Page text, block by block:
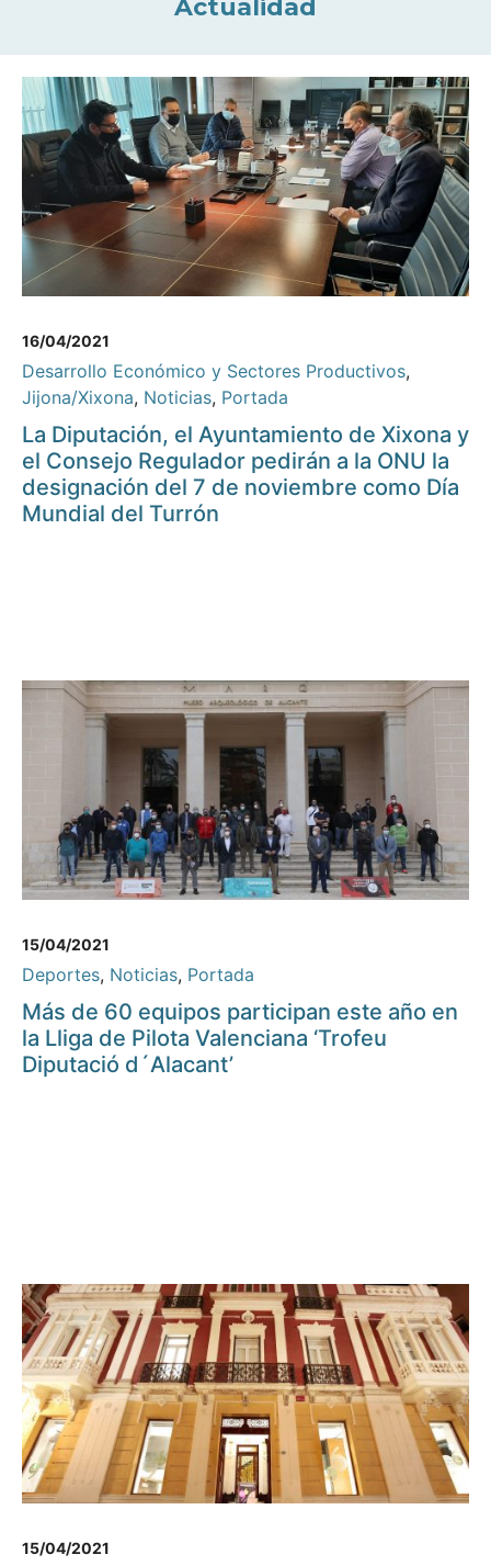
Actualidad
16/04/2021
Desarrollo Económico y Sectores Productivos,
Jijona/Xixona, Noticias, Portada
La Diputación, el Ayuntamiento de Xixona y
el Consejo Regulador pedirán a la ONU la
designación del 7 de noviembre como Día
Mundial del Turrón
15/04/2021
Deportes, Noticias, Portada
Más de 60 equipos participan este año en
la Lliga de Pilota Valenciana ‘Trofeu
Diputació d´Alacant’
15/04/2021